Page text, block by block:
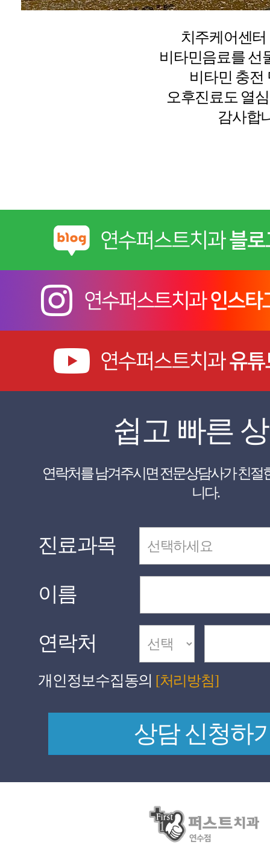
치주케어센
비타민음료를 선
비타민 충전
오후진료도 열
감사합
쉽고 빠른
니다.
진료과목
이름
연락처
개인정보수집동의 [처리방침]